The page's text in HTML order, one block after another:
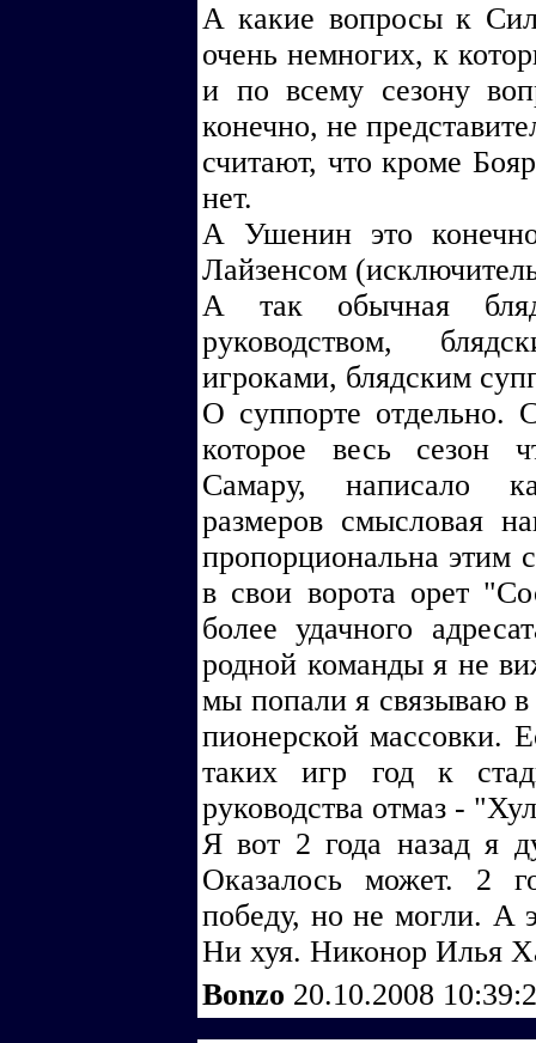
А какие вопросы к
очень немногих, к
и по всему сезону
конечно, не
считают, что кроме
нет.
А Ушенин это
Лайзенсом
А так обычная
руководством,
игроками, блядским
О суппорте отдельно.
которое весь сезон
Самару, написало
размеров смысловая
пропорциональна этим
в свои ворота орет
более удачного
родной команды я не
мы попали я связываю в
пионерской массовки.
таких игр год к
руководства отмаз -
Я вот 2 года назад я
Оказалось может. 2
победу, но не могли. А
Ни хуя. Никонор Илья
Bonzo 20.10.2008